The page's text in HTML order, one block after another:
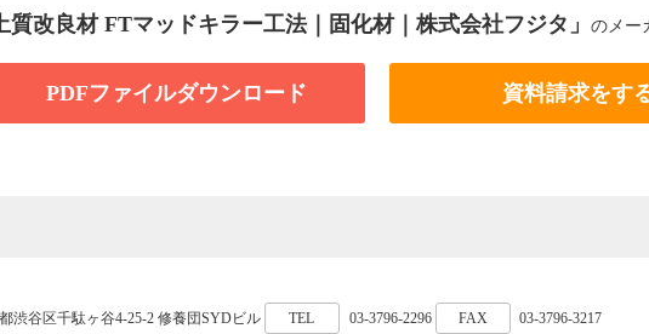
質改良材 FTマッドキラー工法｜固化材｜株式会社フジタ」 のメー
PDFファイルダウンロード 資料請求をす
渋谷区千駄ヶ谷4-25-2 修養団SYDビル TEL 03-3796-2296 FAX 03-3796-3217